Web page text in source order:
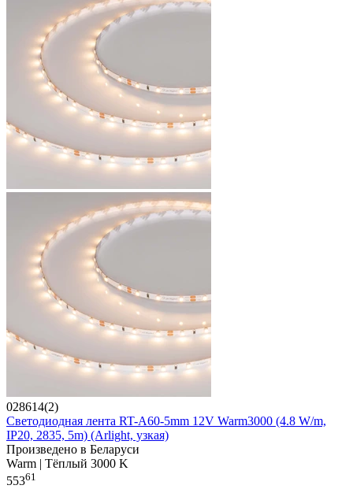
028614(2)
Светодиодная лента RT-A60-5mm 12V Warm3000 (4.8 W/m,
IP20, 2835, 5m) (Arlight, узкая)
Произведено в Беларуси
Warm | Тёплый 3000 K
55361